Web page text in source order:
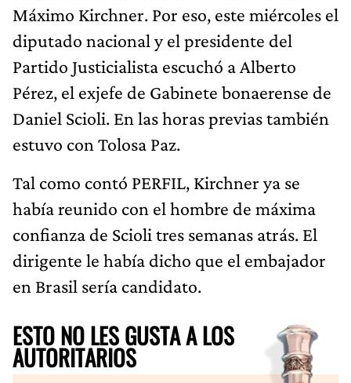
Máximo Kirchner. Por eso, este miércoles el
diputado nacional y el presidente del
Partido Justicialista escuchó a Alberto
Pérez, el exjefe de Gabinete bonaerense de
Daniel Scioli. En las horas previas también
estuvo con Tolosa Paz.
Tal como contó PERFIL, Kirchner ya se
había reunido con el hombre de máxima
confianza de Scioli tres semanas atrás. El
dirigente le había dicho que el embajador
en Brasil sería candidato.
ESTO NO LES GUSTA A LOS
AUTORITARIOS